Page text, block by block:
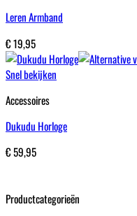
Leren Armband
€19,95
Snel bekijken
Accessoires
Dukudu Horloge
€59,95
Productcategorieën